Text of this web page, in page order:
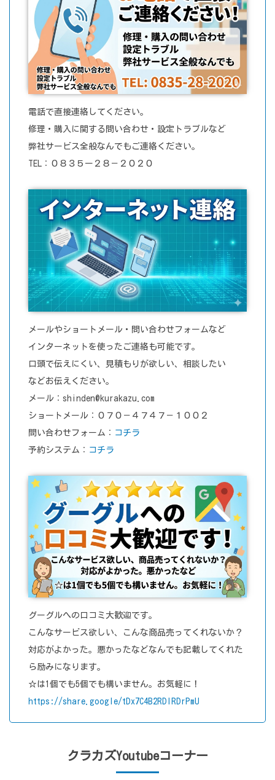
電話で直接連絡してください。
修理・購入に関する問い合わせ・設定トラブルなど
弊社サービス全般なんでもご連絡ください。
TEL：０８３５ー２８－２０２０
メールやショートメール・問い合わせフォームなど
インターネットを使ったご連絡も可能です。
口頭で伝えにくい、見積もりが欲しい、相談したい
などお伝えください。
メール：shinden@kurakazu.com
ショートメール：０７０－４７４７－１００２
問い合わせフォーム： コチラ
予約システム： コチラ
グーグルへの口コミ大歓迎です。
こんなサービス欲しい、こんな商品売ってくれないか？
対応がよかった。悪かったなどなんでも記載してくれた
ら励みになります。
☆は1個でも5個でも構いません。お気軽に！
https://share.google/tDx7C4B2RDIRDrPmU
クラカズYoutubeコーナー